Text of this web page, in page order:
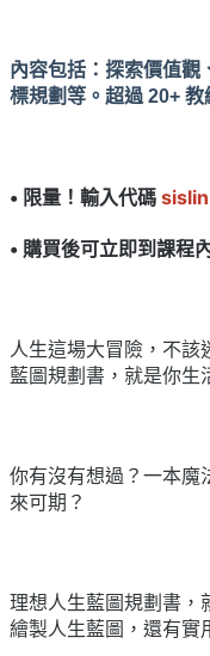
內容包括：探索價值觀
標規劃等。超過 20+ 教
• 限量！輸入代碼 sislin
• 購買後可立即到課程
人生這場大冒險，不該
藍圖規劃書，就是你生
你有沒有想過？一本魔
來可期？
理想人生藍圖規劃書，
繪製人生藍圖，還有實